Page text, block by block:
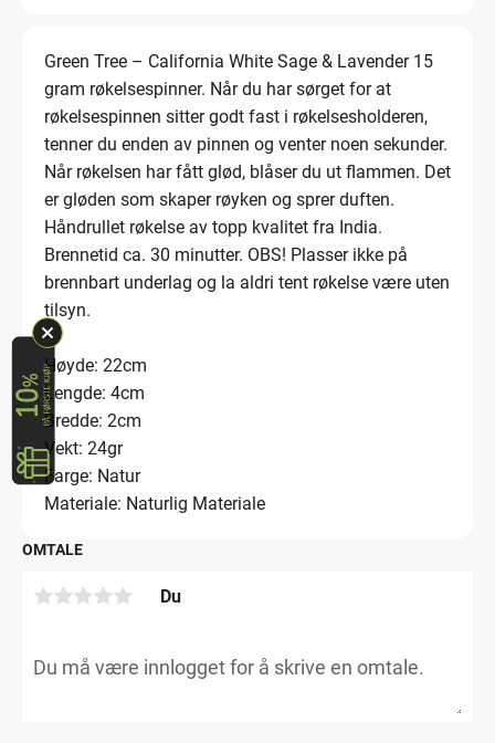
Green Tree – California White Sage & Lavender 15
gram røkelsespinner. Når du har sørget for at
røkelsespinnen sitter godt fast i røkelsesholderen,
tenner du enden av pinnen og venter noen sekunder.
Når røkelsen har fått glød, blåser du ut flammen. Det
er gløden som skaper røyken og sprer duften.
Håndrullet røkelse av topp kvalitet fra India.
Brennetid ca. 30 minutter. OBS! Plasser ikke på
brennbart underlag og la aldri tent røkelse være uten
tilsyn.
Høyde: 22cm
Lengde: 4cm
Bredde: 2cm
Vekt: 24gr
Farge: Natur
Materiale: Naturlig Materiale
OMTALE
Du